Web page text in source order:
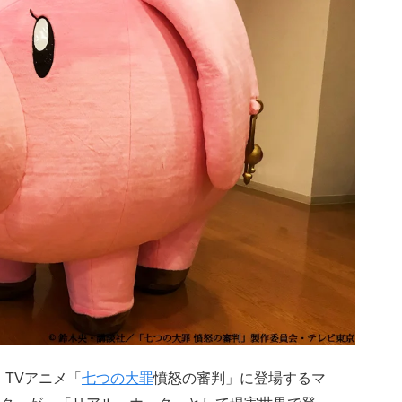
アニメ「 七つの大罪憤怒の審判」に登場するマ